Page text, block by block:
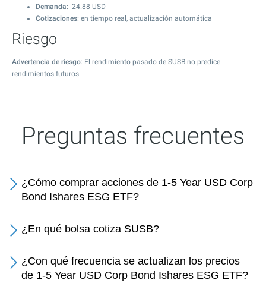
Demanda: 24.88 USD
Cotizaciones: en tiempo real, actualización automática
Riesgo
Advertencia de riesgo: El rendimiento pasado de SUSB no predice
rendimientos futuros.
Preguntas frecuentes
¿Cómo comprar acciones de 1-5 Year USD Corp
Bond Ishares ESG ETF?
¿En qué bolsa cotiza SUSB?
¿Con qué frecuencia se actualizan los precios
de 1-5 Year USD Corp Bond Ishares ESG ETF?